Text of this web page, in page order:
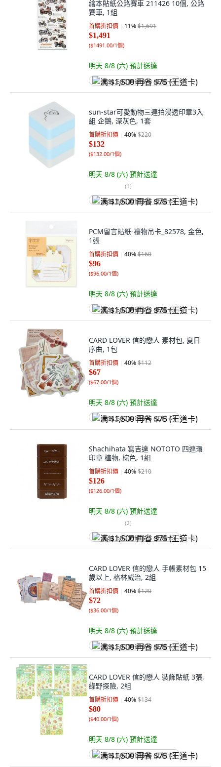
繪本貼紙公路賽車 211426 10個, 公路
賽車, 1組
首購折扣價 11%$1,691
$1,491
($1491.00/1個)
明天 8/8 (六) 預計送達
满 $1,500 再省 $75 (王道卡)
sun-star可愛動物三連拍浸透印章3入
組 企鵝, 深灰色, 1套
首購折扣價 40%$220
$132
($132.00/1個)
明天 8/8 (六) 預計送達
(1)
满 $1,500 再省 $75 (王道卡)
PCM留言貼紙-禮物吊卡_82578, 金色,
1張
首購折扣價 40%$160
$96
($96.00/1個)
明天 8/8 (六) 預計送達
满 $1,500 再省 $75 (王道卡)
CARD LOVER 信的戀人 素材包, 夏日
序曲, 1包
首購折扣價 40%$112
$67
($67.00/1個)
明天 8/8 (六) 預計送達
满 $1,500 再省 $75 (王道卡)
Shachihata 寫吉達 NOTOTO 四連環
印章 植物, 棕色, 1組
首購折扣價 40%$210
$126
($126.00/1個)
明天 8/8 (六) 預計送達
(2)
满 $1,500 再省 $75 (王道卡)
CARD LOVER 信的戀人 手帳素材包 15
歲以上, 格林威治, 2組
首購折扣價 40%$120
$72
($36.00/1個)
明天 8/8 (六) 預計送達
满 $1,500 再省 $75 (王道卡)
CARD LOVER 信的戀人 裝飾貼紙 3張,
綠野探險, 2組
首購折扣價 40%$134
$80
($40.00/1個)
明天 8/8 (六) 預計送達
满 $1,500 再省 $75 (王道卡)